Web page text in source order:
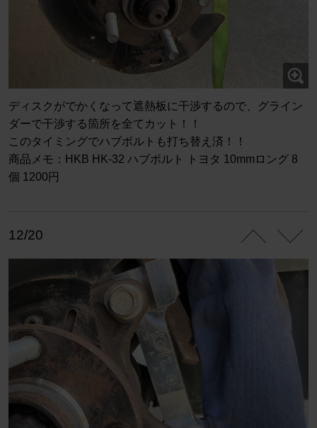
ディスクがでかくなって遮熱板に干渉するので、グライン
ダーで干渉する箇所を全てカット！！
このタイミングでハブボルトも打ち替え済！！
商品メモ：HKB HK-32 ハブボルト トヨタ 10mmロング 8
個 1200円
12/20